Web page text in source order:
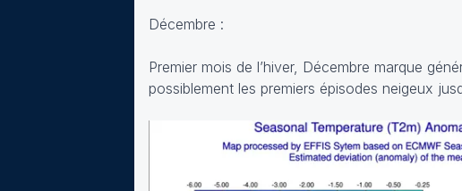
Décembre :
Premier mois de l’hiver, Décembre marque
possiblement les premiers épisodes neigeux